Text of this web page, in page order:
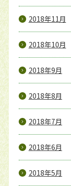
2018年11月
2018年10月
2018年9月
2018年8月
2018年7月
2018年6月
2018年5月